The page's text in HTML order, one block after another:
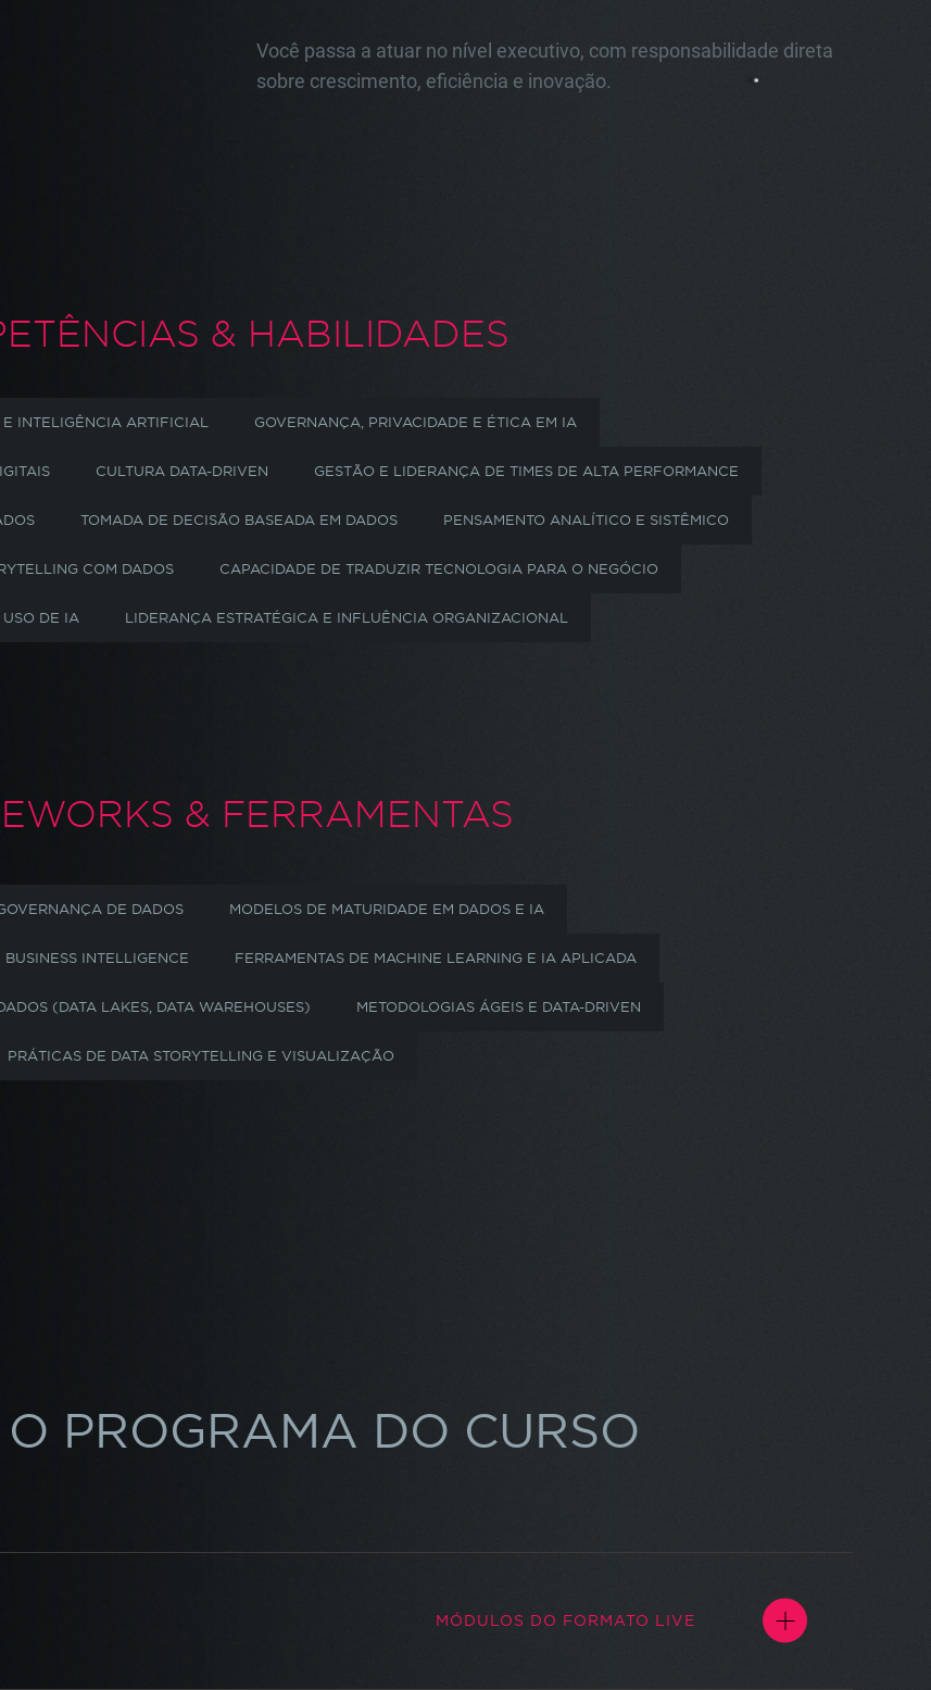
Você passa a atuar no nível executivo, com responsabilidade direta
sobre crescimento, eficiência e inovação.
& HABILIDADES
INTELIGÊNCIA ARTIFICIAL GOVERNANÇA, PRIVACIDADE E ÉTICA EM IA
CULTURA DATA-DRIVEN GESTÃO E LIDERANÇA DE TIMES DE ALTA PERFORMANCE
TOMADA DE DECISÃO BASEADA EM DADOS PENSAMENTO ANALÍTICO E SISTÊMICO
COM DADOS CAPACIDADE DE TRADUZIR TECNOLOGIA PARA O NEGÓCIO
DE IA LIDERANÇA ESTRATÉGICA E INFLUÊNCIA ORGANIZACIONAL
& FERRAMENTAS
DE DADOS MODELOS DE MATURIDADE EM DADOS E IA
INTELLIGENCE FERRAMENTAS DE MACHINE LEARNING E IA APLICADA
(DATA LAKES, DATA WAREHOUSES) METODOLOGIAS ÁGEIS E DATA-DRIVEN
PRÁTICAS DE DATA STORYTELLING E VISUALIZAÇÃO
PROGRAMA DO CURSO
MÓDULOS DO FORMATO LIVE